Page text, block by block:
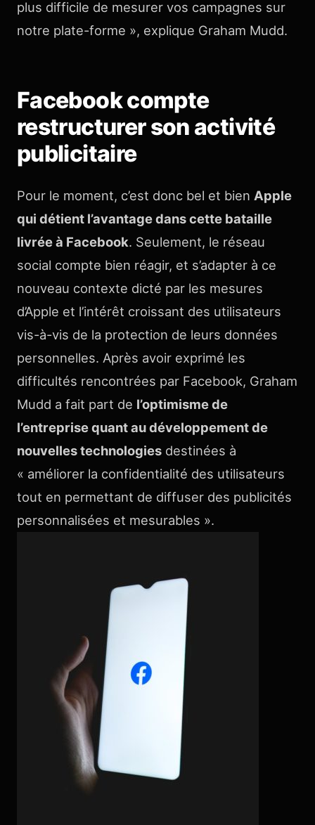
plus difficile de mesurer vos campagnes sur
notre plate-forme », explique Graham Mudd.
Facebook compte
restructurer son activité
publicitaire
Pour le moment, c’est donc bel et bien Apple
qui détient l’avantage dans cette bataille
livrée à Facebook. Seulement, le réseau
social compte bien réagir, et s’adapter à ce
nouveau contexte dicté par les mesures
d’Apple et l’intérêt croissant des utilisateurs
vis-à-vis de la protection de leurs données
personnelles. Après avoir exprimé les
difficultés rencontrées par Facebook, Graham
Mudd a fait part de l’optimisme de
l’entreprise quant au développement de
nouvelles technologies destinées à
« améliorer la confidentialité des utilisateurs
tout en permettant de diffuser des publicités
personnalisées et mesurables ».